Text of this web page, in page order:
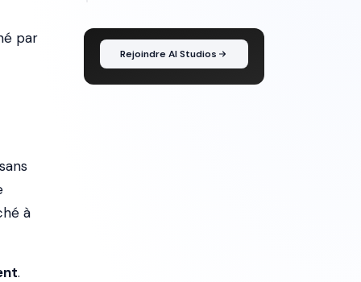
par
à
.
Rejoindre AI Studios